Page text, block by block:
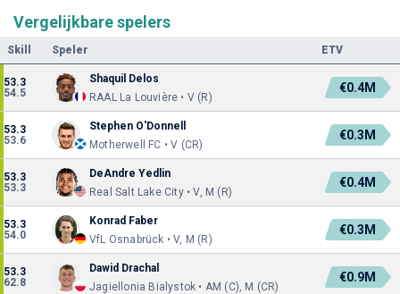
Vergelijkbare spelers
Skill Speler ETV
53.3
54.5
Shaquil Delos
RAAL La Louvière • V (R)
€0.4M
53.3
53.6
Stephen O'Donnell
Motherwell FC • V (CR)
€0.3M
53.3
53.3
DeAndre Yedlin
Real Salt Lake City • V, M (R)
€0.4M
53.3
54.0
Konrad Faber
VfL Osnabrück • V, M (R)
€0.3M
53.3
62.8
Dawid Drachal
Jagiellonia Bialystok • AM (C), M (CR)
€0.9M